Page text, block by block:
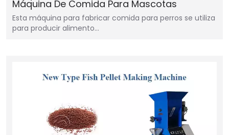
Máquina De Comida Para Mascotas
Esta máquina para fabricar comida para perros se utiliza
para producir alimento…